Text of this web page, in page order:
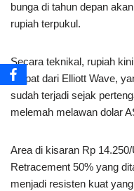
bunga di tahun depan
rupiah terpukul.
Secara teknikal, rupiah
empat dari Elliott Wave,
sudah terjadi sejak
melemah melawan dolar
Area di kisaran Rp
Retracement 50% yang
menjadi resisten kuat